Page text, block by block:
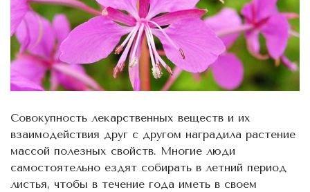
Совокупность лекарственных веществ и их
взаимодействия друг с другом наградила растение
массой полезных свойств. Многие люди
самостоятельно ездят собирать в летний период
листья, чтобы в течение года иметь в своем